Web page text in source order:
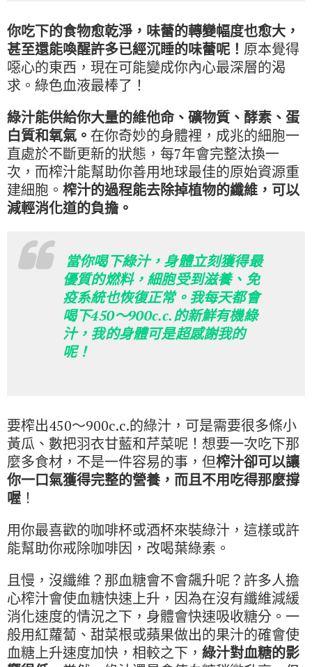
你吃下的食物愈乾淨，味蕾的轉變幅度也愈大，
甚至還能喚醒許多已經沉睡的味蕾呢！ 原本覺得
噁心的東西，現在可能變成你內心最深層的渴
求。綠色血液最棒了！
綠汁能供給你大量的維他命、礦物質、酵素、蛋
白質和氧氣。 在你奇妙的身體裡，成兆的細胞一
直處於不斷更新的狀態，每7年會完整汰換一
次，而榨汁能幫助你善用地球最佳的原始資源重
建細胞。 榨汁的過程能去除掉植物的纖維，可以
減輕消化道的負擔。
當你喝下綠汁，身體立刻獲得最
優質的燃料，細胞受到滋養、免
疫系統也恢復正常。我每天都會
喝下450～900c.c.的新鮮有機綠
汁，我的身體可是超感謝我的
呢！
要榨出450～900c.c.的綠汁，可是需要很多條小
黃瓜、數把羽衣甘藍和芹菜呢！想要一次吃下那
麼多食材，不是一件容易的事，但榨汁卻可以讓
你一口氣獲得完整的營養，而且不用吃得那麼撐
喔 ！
用你最喜歡的咖啡杯或酒杯來裝綠汁，這樣或許
能幫助你戒除咖啡因，改喝葉綠素。
且慢，沒纖維？那血糖會不會飆升呢？許多人擔
心榨汁會使血糖快速上升，因為在沒有纖維減緩
消化速度的情況之下，身體會快速吸收糖分。一
般用紅蘿蔔、甜菜根或蘋果做出的果汁的確會使
血糖上升速度加快，相較之下， 綠汁對血糖的影